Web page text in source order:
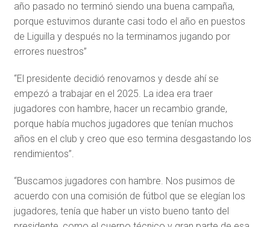
año pasado no terminó siendo una buena campaña,
porque estuvimos durante casi todo el año en puestos
de Liguilla y después no la terminamos jugando por
errores nuestros”
“El presidente decidió renovarnos y desde ahí se
empezó a trabajar en el 2025. La idea era traer
jugadores con hambre, hacer un recambio grande,
porque había muchos jugadores que tenían muchos
años en el club y creo que eso termina desgastando los
rendimientos”.
“Buscamos jugadores con hambre. Nos pusimos de
acuerdo con una comisión de fútbol que se elegían los
jugadores, tenía que haber un visto bueno tanto del